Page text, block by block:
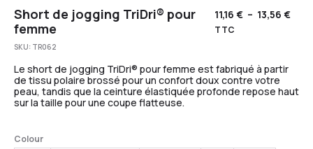
Short de jogging TriDri® pour
femme
11,16 € – 13,56 €
TTC
SKU: TR062
Le short de jogging TriDri® pour femme est fabriqué à partir
de tissu polaire brossé pour un confort doux contre votre
peau, tandis que la ceinture élastiquée profonde repose haut
sur la taille pour une coupe flatteuse.
Colour